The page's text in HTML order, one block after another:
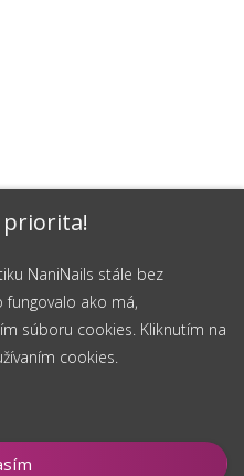
priorita!
NaniNails stále bez
fungovalo ako má,
súboru cookies. Kliknutím na
cookies.